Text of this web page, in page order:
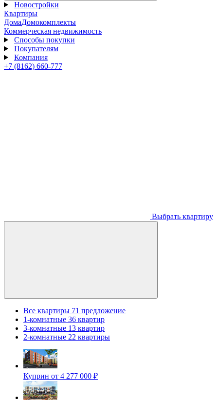
Новостройки
Квартиры
ДомаДомокомплекты
Коммерческая недвижимость
Способы покупки
Покупателям
Компания
+7 (8162) 660-777
Выбрать квартиру
Все квартиры 71 предложение
1-комнатные 36 квартир
3-комнатные 13 квартир
2-комнатные 22 квартиры
Куприн от 4 277 000 ₽